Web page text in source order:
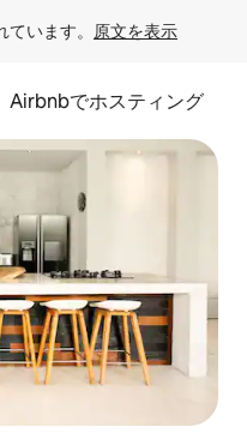
います。 原文を表示
Airbnbでホスティング